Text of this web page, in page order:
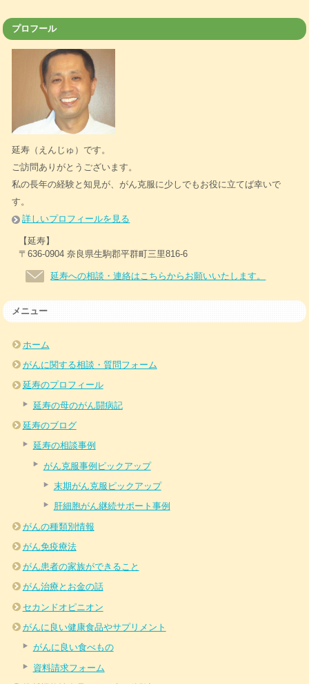
プロフール
延寿（えんじゅ）です。
ご訪問ありがとうございます。
私の長年の経験と知見が、がん克服に少しでもお役に立てば幸いで
す。
詳しいプロフィールを見る
【延寿】
〒636-0904 奈良県生駒郡平群町三里816-6
延寿への相談・連絡はこちらからお願いいたします。
メニュー
ホーム
がんに関する相談・質問フォーム
延寿のプロフィール
延寿の母のがん闘病記
延寿のブログ
延寿の相談事例
がん克服事例ピックアップ
末期がん克服ピックアップ
肝細胞がん継続サポート事例
がんの種類別情報
がん免疫療法
がん患者の家族ができること
がん治療とお金の話
セカンドオピニオン
がんに良い健康食品やサプリメント
がんに良い食べもの
資料請求フォーム